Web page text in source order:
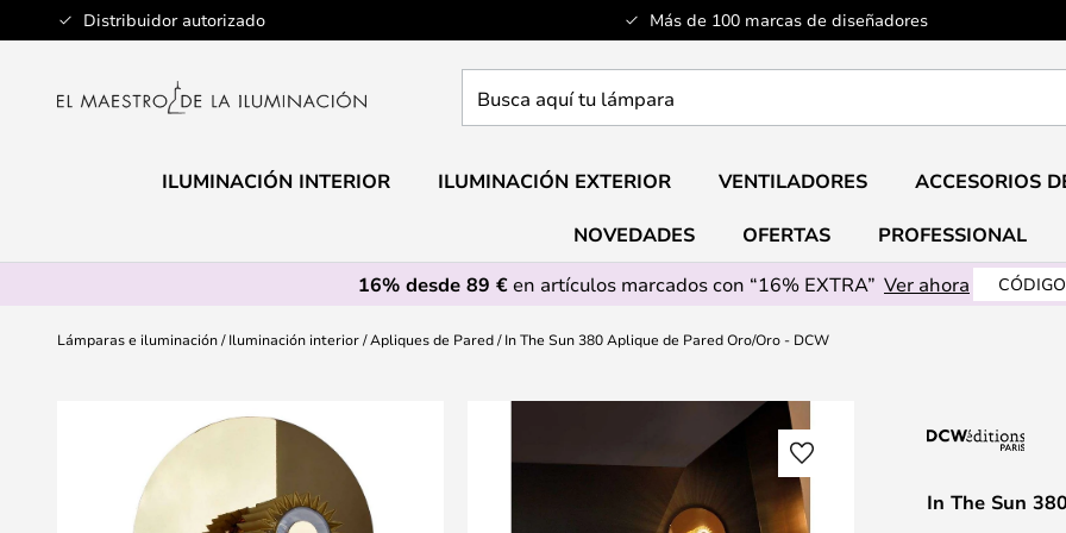
Distribuidor autorizado Más de 100 marcas de diseñadores
Ir
al
aquí
lámpara
ILUMINACIÓN INTERIOR ILUMINACIÓN EXTERIOR VENTILADORES ACCESORIOS
NOVEDADES OFERTAS
PROFESSIONAL
16% desde 89 €en artículos marcados con “16% EXTRA” Ver ahora
Lámparas e iluminación Iluminación interior Apliques de Pared In The Sun 380 Aplique de Pared Oro/Oro - DCW
In The Sun